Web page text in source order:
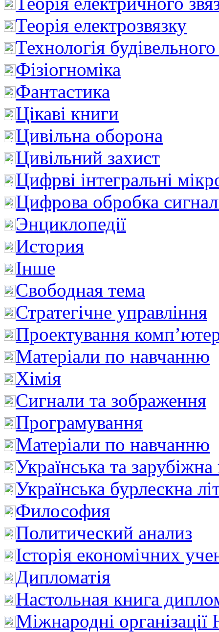
Теорія електрозвязку
Технологія
Фізіогноміка
Фантастика
Цікаві книги
Цивільна оборона
Цивільний захист
Цифрві інтегральні
Цифрова обробка
Энциклопедії
История
Інше
Свободная тема
Стратегічне управління
Проектування
Матеріали по навчанню
Хімія
Сигнали та зображення
Програмування
Матеріали по навчанню
Українська та зарубіжна
Українська бурлескна
Философия
Политический анализ
Історія економічних
Дипломатія
Настольная книга
Міжнародні